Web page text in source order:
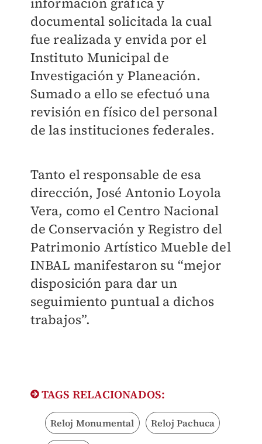
documental solicitada la cual
fue realizada y envida por el
Instituto Municipal de
Investigación y Planeación.
Sumado a ello se efectuó una
revisión en físico del personal
de las instituciones federales.
Tanto el responsable de esa
dirección, José Antonio Loyola
Vera, como el Centro Nacional
de Conservación y Registro del
Patrimonio Artístico Mueble del
INBAL manifestaron su “mejor
disposición para dar un
seguimiento puntual a dichos
trabajos”.
TAGS RELACIONADOS:
Reloj Monumental Reloj Pachuca